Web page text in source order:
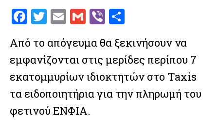
F
ce
b
o
o
k
T
it
te
r
E
ai
l
G
ai
l
V
er ar
e
Από το απόγευμα θα ξεκινήσουν να
εμφανίζονται στις μερίδες περίπου 7
εκατομμυρίων ιδιοκτητών στo Taxis
τα ειδοποιητήρια για την πληρωμή του
φετινού ΕΝΦΙΑ.